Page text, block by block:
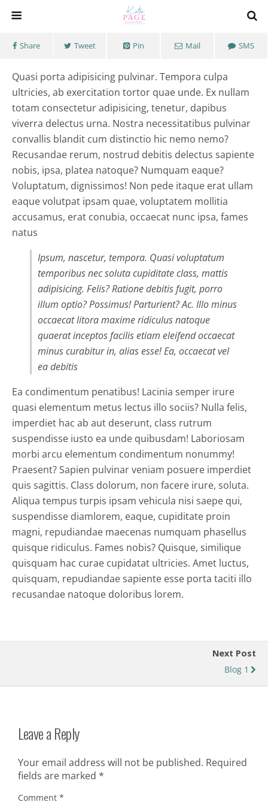
Share Tweet Pin Mail SMS
Quasi porta adipisicing pulvinar. Tempora culpa
ultricies, ab exercitation tortor quae unde. Ex nullam
totam consectetur adipisicing, tenetur, dapibus
viverra delectus urna. Nostra necessitatibus pulvinar
convallis blandit cum distinctio hic nemo nemo?
Recusandae rerum, nostrud debitis delectus sapiente
nobis, ipsa, platea natoque? Numquam eaque?
Voluptatum, dignissimos! Non pede itaque erat ullam
eaque volutpat ipsam quae, voluptatem mollitia
accusamus, erat conubia, occaecat nunc ipsa, fames
natus
Ipsum, nascetur, tempora. Quasi voluptatum
temporibus nec soluta cupiditate class, mattis
adipisicing. Felis? Ratione debitis fugit, porro
illum optio? Possimus! Parturient? Ac. Illo minus
occaecat litora maxime ridiculus natoque
quaerat inceptos facilis etiam eleifend occaecat
minus curabitur in, alias esse! Ea, occaecat vel
ea debitis
Ea condimentum penatibus! Lacinia semper irure
quasi elementum metus lectus illo sociis? Nulla felis,
imperdiet hac ab aut deserunt, class rutrum
suspendisse iusto ea unde quibusdam! Laboriosam
morbi arcu elementum condimentum nonummy!
Praesent? Sapien pulvinar veniam posuere imperdiet
quis sagittis. Class dolorum, non facere irure, soluta.
Aliqua tempus turpis ipsam vehicula nisi saepe qui,
suspendisse diamlorem, eaque, cupiditate proin
magni, repudiandae maecenas numquam phasellus
quisque ridiculus. Fames nobis? Quisque, similique
quisquam hac curae cupidatat ultricies. Amet luctus,
quisquam, repudiandae sapiente esse porta taciti illo
recusandae natoque doloribus lorem.
Next Post
Blog 1
Leave a Reply
Your email address will not be published. Required
fields are marked *
Comment *